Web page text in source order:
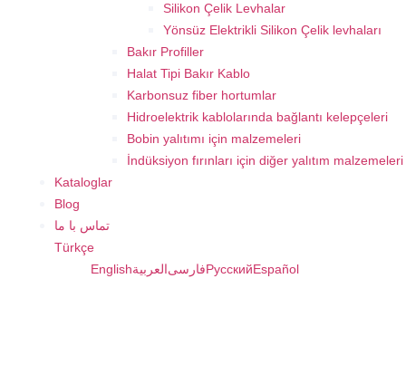
Silikon Çelik Levhalar
Yönsüz Elektrikli Silikon Çelik levhaları
Bakır Profiller
Halat Tipi Bakır Kablo
Karbonsuz fiber hortumlar
Hidroelektrik kablolarında bağlantı kelepçeleri
Bobin yalıtımı için malzemeleri
İndüksiyon fırınları için diğer yalıtım malzemeleri
Kataloglar
Blog
تماس با ما
Türkçe
English
فارسیالعربية РусскийEspañol